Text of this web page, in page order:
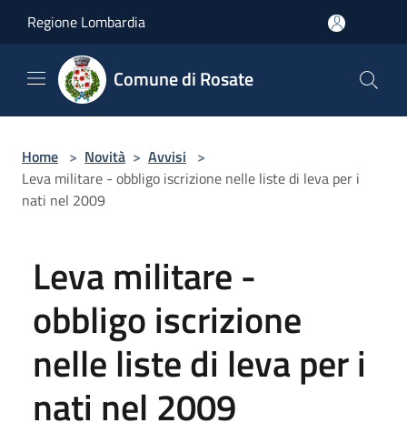
Regione Lombardia
Comune di Rosate
Home > Novità > Avvisi >
Leva militare - obbligo iscrizione nelle liste di leva per i
nati nel 2009
Leva militare -
obbligo iscrizione
nelle liste di leva per i
nati nel 2009